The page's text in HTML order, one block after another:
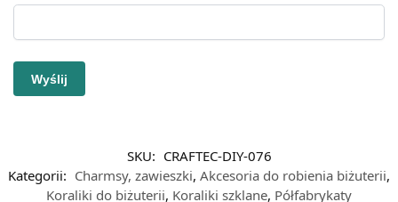
SKU: CRAFTEC-DIY-076
Kategorii: Charmsy, zawieszki, Akcesoria do robienia biżuterii,
Koraliki do biżuterii, Koraliki szklane, Półfabrykaty